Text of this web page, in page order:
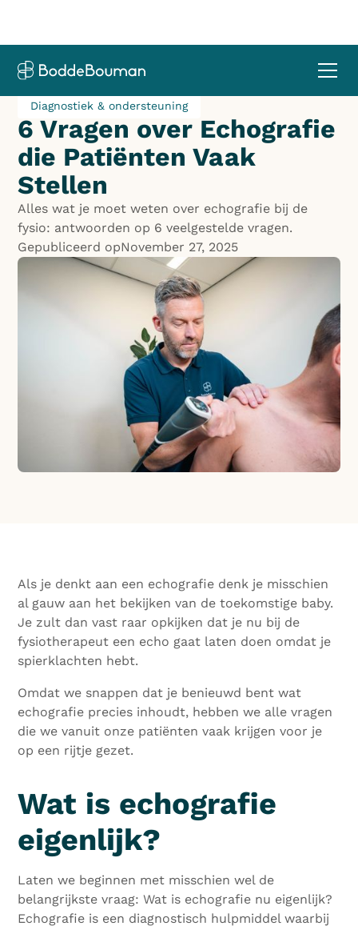
Diagnostiek & ondersteuning
6 Vragen over Echografie
die Patiënten Vaak
Stellen
Alles wat je moet weten over echografie bij de
fysio: antwoorden op 6 veelgestelde vragen.
Gepubliceerd opNovember 27, 2025
Als je denkt aan een echografie denk je misschien
al gauw aan het bekijken van de toekomstige baby.
Je zult dan vast raar opkijken dat je nu bij de
fysiotherapeut een echo gaat laten doen omdat je
spierklachten hebt.
Omdat we snappen dat je benieuwd bent wat
echografie precies inhoudt, hebben we alle vragen
die we vanuit onze patiënten vaak krijgen voor je
op een rijtje gezet.
Wat is echografie
eigenlijk?
Laten we beginnen met misschien wel de
belangrijkste vraag: Wat is echografie nu eigenlijk?
Echografie is een diagnostisch hulpmiddel waarbij